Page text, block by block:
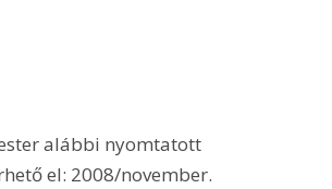
alábbi nyomtatott
el: 2008/november.